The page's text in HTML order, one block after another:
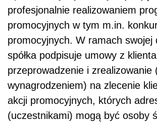
profesjonalnie realizowaniem
promocyjnych w tym m.in.
promocyjnych. W ramach swojej
spółka podpisuje umowy z
przeprowadzenie i zrealizowanie
wynagrodzeniem) na zlecenie
akcji promocyjnych, których
(uczestnikami) mogą być osoby